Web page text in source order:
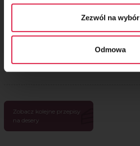
Zezwól na wybór
Odmowa
Komentarze
Zobacz kolejne przepisy
na desery